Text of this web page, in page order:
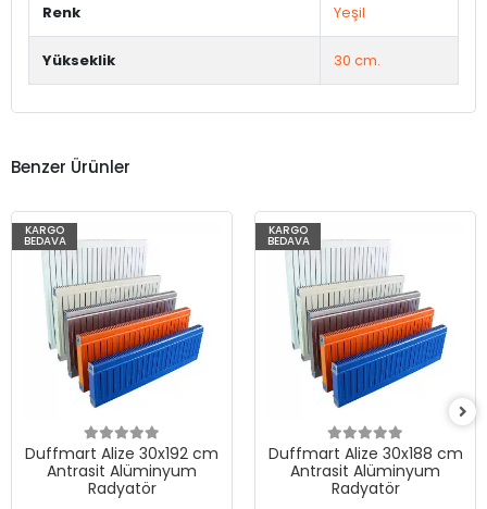
Renk Yeşil
Yükseklik 30 cm.
Benzer Ürünler
KARGO
BEDAVA
Duffmart Alize 30x192 cm
Antrasit Alüminyum
Radyatör
KARGO
BEDAVA
Duffmart Alize 30x188 cm
Antrasit Alüminyum
Radyatör